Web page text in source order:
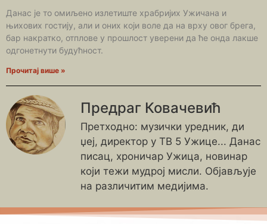
Данас је то омиљено излетиште храбријих Ужичана и
њихових гостију, али и оних који воле да на врху овог брега,
бар накратко, отплове у прошлост уверени да ће онда лакше
одгонетнути будућност.
Прочитај више »
Предраг Ковачевић
Претходно: музички уредник, ди
џеј, директор у ТВ 5 Ужице... Данас
писац, хроничар Ужица, новинар
који тежи мудрој мисли. Објављује
на различитим медијима.